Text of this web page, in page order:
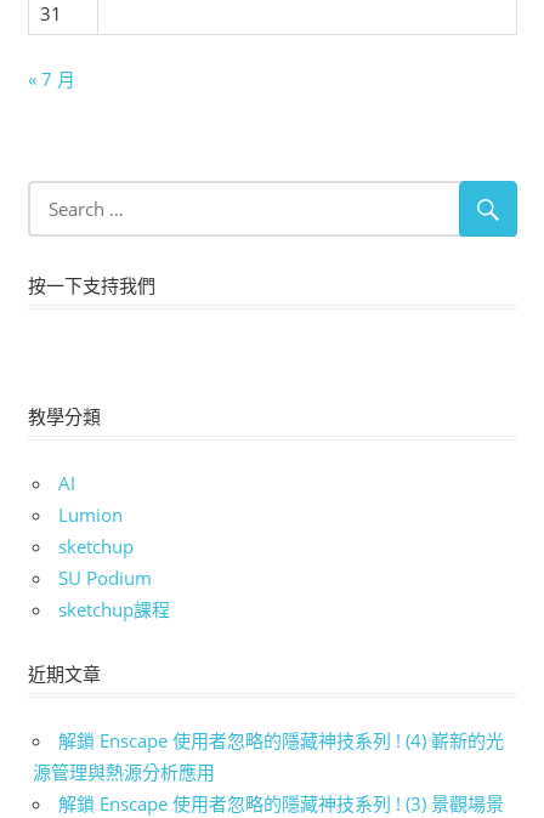
31
« 7 月
按一下支持我們
教學分類
AI
Lumion
sketchup
SU Podium
sketchup課程
近期文章
解鎖 Enscape 使用者忽略的隱藏神技系列 ! (4) 嶄新的光
源管理與熱源分析應用
解鎖 Enscape 使用者忽略的隱藏神技系列 ! (3) 景觀場景